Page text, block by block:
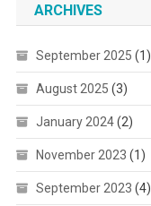
ARCHIVES
September 2025 (1)
August 2025 (3)
January 2024(2)
November 2023 (1)
September 2023 (4)